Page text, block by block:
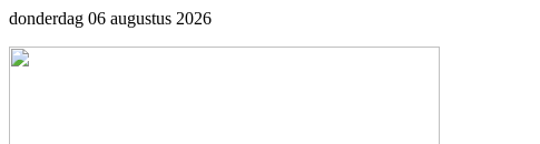
donderdag 06 augustus 2026